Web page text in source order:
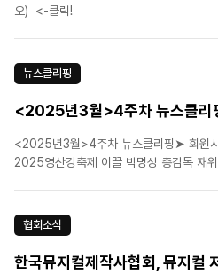
오) <-클릭!
뉴스클리핑
<2025년3월>4주차 뉴스클리
<2025년3월>4주차 뉴스클리핑➤ 회원사
2025영산강축제 이끌 박명성 총감독 재
의전당-에이치제이컬쳐 안동, 업무협약 체
협회소식
한국뮤지컬제작사협회, 뮤지컬